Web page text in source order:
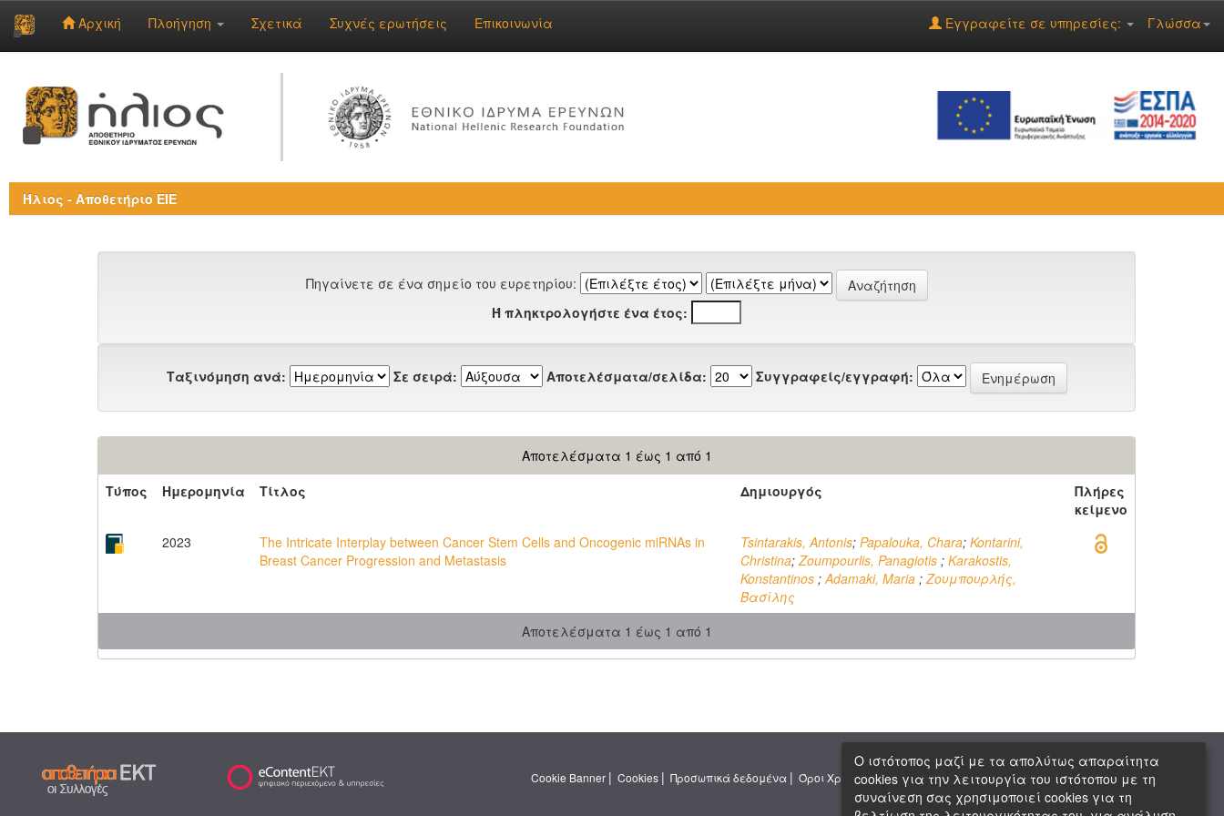
navigation
Αρχική Πλοήγηση Σχετικά Συχνές ερωτήσεις Επικοινωνία Γλώσσα
Εγγραφείτε σε υπηρεσίες:
Ήλιος - Αποθετήριο ΕΙΕ
Πηγαίνετε σε ένα σημείο του ευρετηρίου:
Ή πληκτρολογήστε ένα έτος:
Ταξινόμηση ανά: Σε σειρά: Αποτελέσματα/σελίδα: Συγγραφείς/εγγραφή:
Αποτελέσματα 1 έως 1 από 1
Τύπος
Ημερομηνία Τίτλος Δημιουργός
Πλήρες
κείμενο
2023
The Intricate Interplay between Cancer Stem Cells and Oncogenic miRNAs in
Breast Cancer Progression and Metastasis
Tsintarakis, Antonis; Papalouka, Chara; Kontarini,
Christina;Zoumpourlis, Panagiotis ; Karakostis,
Konstantinos ;Adamaki, Maria ;Ζουμπουρλής,
Βασίλης
Αποτελέσματα 1 έως 1 από 1
Cookie Banner | Cookies | Προσωπικά δεδομένα | Όροι Χρήσης | Πνευματική Ιδιοκτησία| Copyright © 2026 ΕΙΕ
Ο ιστότοπος μαζί με τα απολύτως απαραίτητα
cookies για την λειτουργία του ιστότοπου με τη
συναίνεση σας χρησιμοποιεί cookies για τη